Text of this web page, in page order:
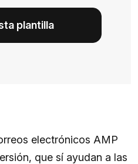
plantilla
electrónicos AMP
que sí ayudan a las